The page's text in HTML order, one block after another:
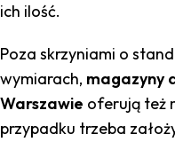
ich ilość.
Poza skrzyniami o
wymiarach, magazyny
Warszawie oferują też
przypadku trzeba